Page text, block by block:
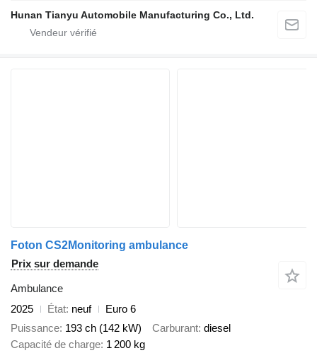
Hunan Tianyu Automobile Manufacturing Co., Ltd.
Foton CS2Monitoring ambulance
Prix sur demande
Ambulance
2025
État neuf
Euro 6
Puissance 193 ch (142 kW) Carburant diesel
Capacité de charge 1 200 kg